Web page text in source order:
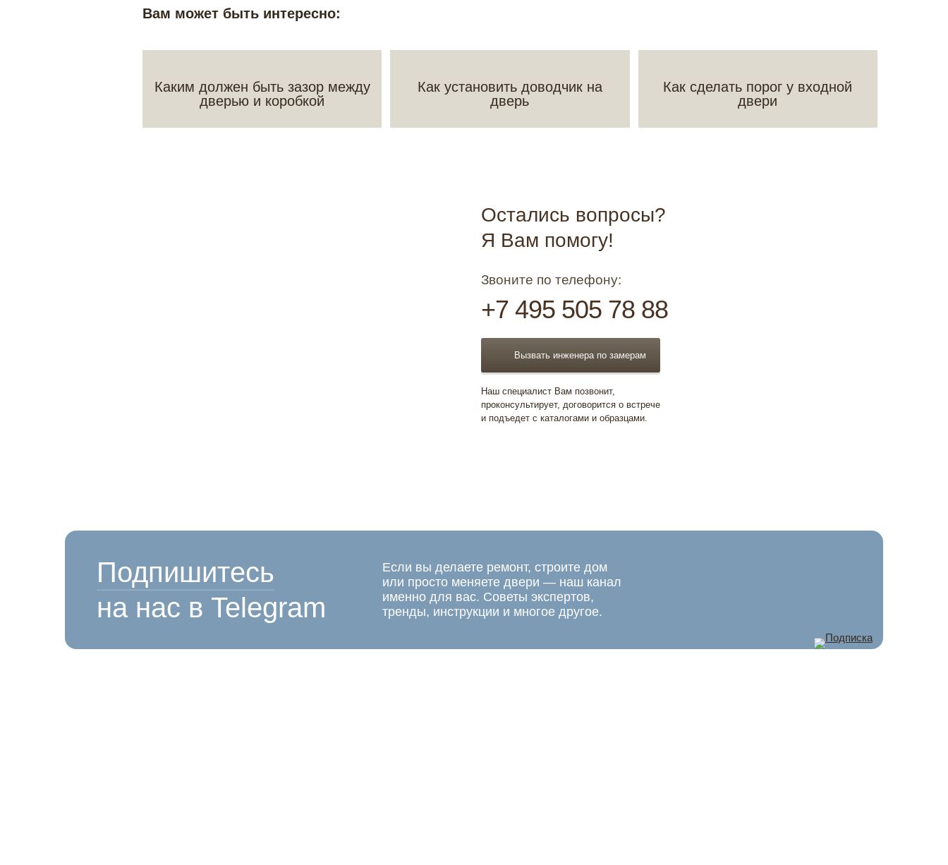
Вам может быть интересно:
Каким должен быть зазор между
дверью и коробкой
Как установить доводчик на
дверь
Как сделать порог у входной
двери
Остались вопросы?
Я Вам помогу!
Звоните по телефону:
+7 495 505 78 88
Вызвать инженера по замерам
Наш специалист Вам позвонит,
проконсультирует, договорится о встрече
и подъедет с каталогами и образцами.
Подпишитесь
на нас в Telegram
Если вы делаете ремонт, строите дом
или просто меняете двери — наш канал
именно для вас. Советы экспертов,
тренды, инструкции и многое другое.